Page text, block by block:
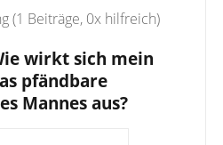
(1 Beiträge, 0x hilfreich)
wirkt sich mein
pfändbare
Mannes aus?